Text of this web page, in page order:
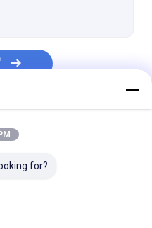
for?